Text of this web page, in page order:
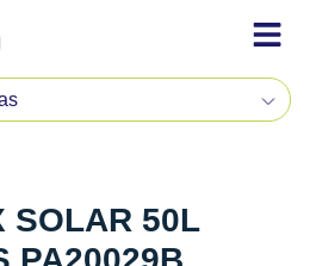
SOLAR 50L